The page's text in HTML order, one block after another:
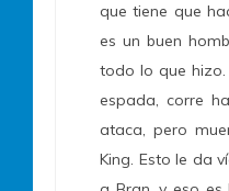
que tiene que
es un buen
todo lo que hizo.
espada, corre
ataca, pero
King. Esto le da